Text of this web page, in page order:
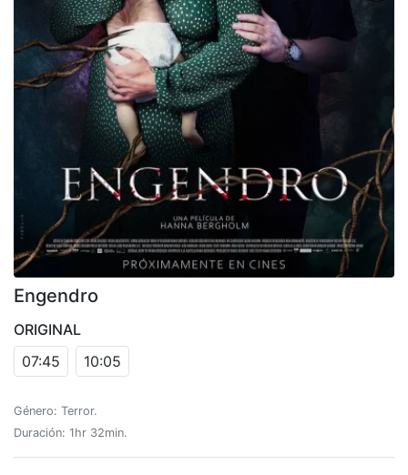
Engendro
ORIGINAL
07:45
10:05
Género: Terror.
Duración: 1hr 32min.